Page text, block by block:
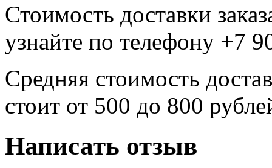
Стоимость доставки
узнайте по телефону +7
Средняя стоимость
стоит от 500 до 800
Написать отзыв